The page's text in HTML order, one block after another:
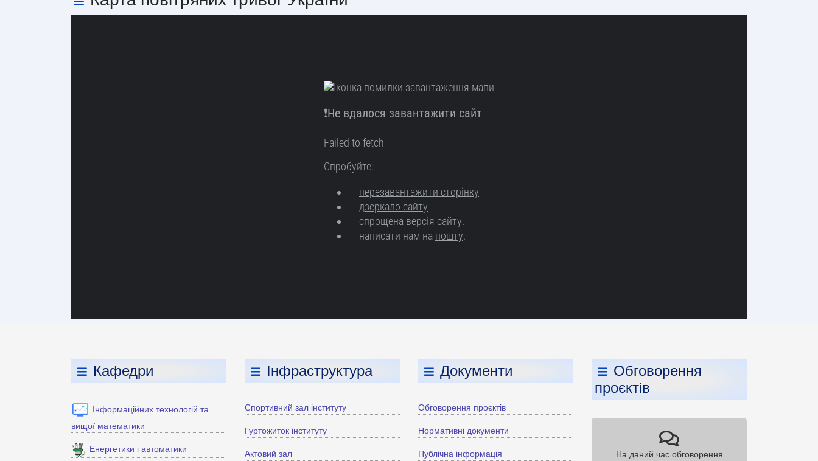
Кафедри
Інформаційних технологій та
вищої математики
Енергетики і автоматики
Інфраструктура
Спортивний зал інституту
Гуртожиток інституту
Актовий зал
Документи
Обговорення проєктів
Нормативні документи
Публічна інформація
Обговорення
проєктів
На даний час обговорення